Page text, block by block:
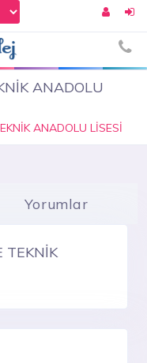
ANADOLU
ANADOLU LİSESİ
Yorumlar
TEKNİK